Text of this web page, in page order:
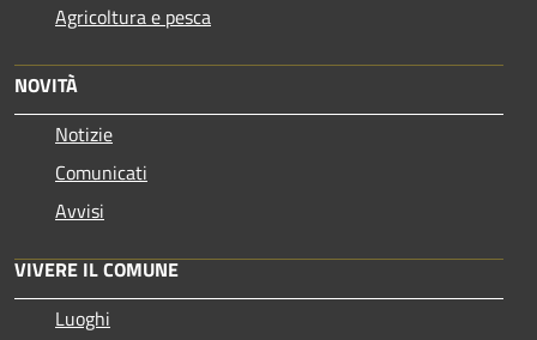
Agricoltura e pesca
NOVITÀ
Notizie
Comunicati
Avvisi
VIVERE IL COMUNE
Luoghi